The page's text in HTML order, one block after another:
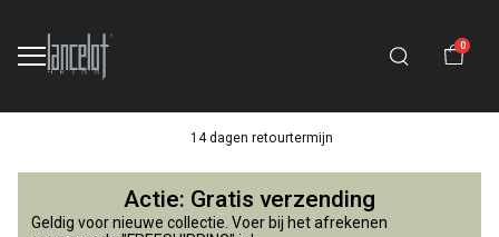
0
14 dagen retourtermijn
MeisjesActie: Gratis verzending
Geldig voor nieuwe collectie. Voer bij het afrekenen